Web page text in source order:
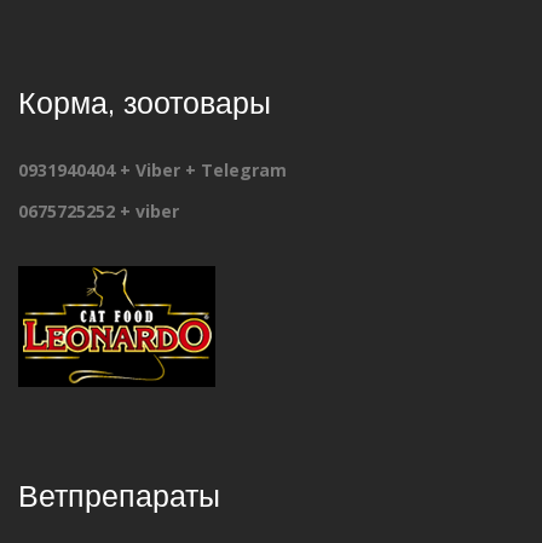
Корма, зоотовары
0931940404 + Viber + Telegram
0675725252 + viber
Ветпрепараты